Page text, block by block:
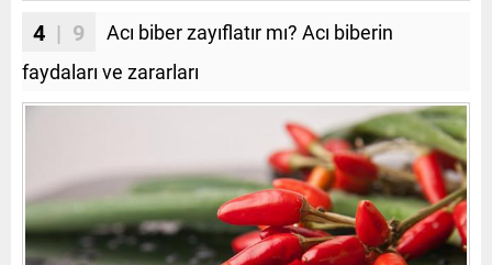
4 | 9
Acı biber zayıflatır mı? Acı biberin
faydaları ve zararları